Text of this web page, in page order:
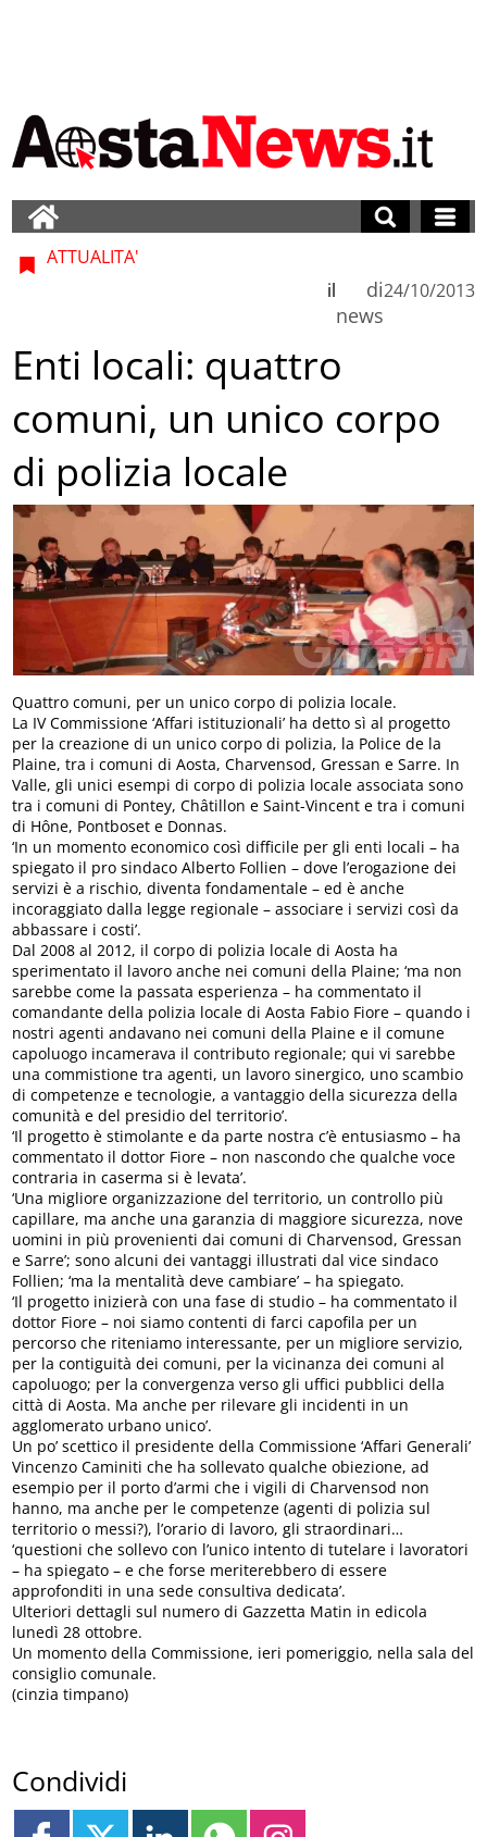
ATTUALITA'
di
news
il 24/10/2013
Enti locali: quattro
comuni, un unico corpo
di polizia locale
Quattro comuni, per un unico corpo di polizia locale.
La IV Commissione ‘Affari istituzionali’ ha detto sì al progetto
per la creazione di un unico corpo di polizia, la Police de la
Plaine, tra i comuni di Aosta, Charvensod, Gressan e Sarre. In
Valle, gli unici esempi di corpo di polizia locale associata sono
tra i comuni di Pontey, Châtillon e Saint-Vincent e tra i comuni
di Hône, Pontboset e Donnas.
‘In un momento economico così difficile per gli enti locali – ha
spiegato il pro sindaco Alberto Follien – dove l’erogazione dei
servizi è a rischio, diventa fondamentale – ed è anche
incoraggiato dalla legge regionale – associare i servizi così da
abbassare i costi’.
Dal 2008 al 2012, il corpo di polizia locale di Aosta ha
sperimentato il lavoro anche nei comuni della Plaine; ‘ma non
sarebbe come la passata esperienza – ha commentato il
comandante della polizia locale di Aosta Fabio Fiore – quando i
nostri agenti andavano nei comuni della Plaine e il comune
capoluogo incamerava il contributo regionale; qui vi sarebbe
una commistione tra agenti, un lavoro sinergico, uno scambio
di competenze e tecnologie, a vantaggio della sicurezza della
comunità e del presidio del territorio’.
‘Il progetto è stimolante e da parte nostra c’è entusiasmo – ha
commentato il dottor Fiore – non nascondo che qualche voce
contraria in caserma si è levata’.
‘Una migliore organizzazione del territorio, un controllo più
capillare, ma anche una garanzia di maggiore sicurezza, nove
uomini in più provenienti dai comuni di Charvensod, Gressan
e Sarre’; sono alcuni dei vantaggi illustrati dal vice sindaco
Follien; ‘ma la mentalità deve cambiare’ – ha spiegato.
‘Il progetto inizierà con una fase di studio – ha commentato il
dottor Fiore – noi siamo contenti di farci capofila per un
percorso che riteniamo interessante, per un migliore servizio,
per la contiguità dei comuni, per la vicinanza dei comuni al
capoluogo; per la convergenza verso gli uffici pubblici della
città di Aosta. Ma anche per rilevare gli incidenti in un
agglomerato urbano unico’.
Un po’ scettico il presidente della Commissione ‘Affari Generali’
Vincenzo Caminiti che ha sollevato qualche obiezione, ad
esempio per il porto d’armi che i vigili di Charvensod non
hanno, ma anche per le competenze (agenti di polizia sul
territorio o messi?), l’orario di lavoro, gli straordinari…
‘questioni che sollevo con l’unico intento di tutelare i lavoratori
– ha spiegato – e che forse meriterebbero di essere
approfonditi in una sede consultiva dedicata’.
Ulteriori dettagli sul numero di Gazzetta Matin in edicola
lunedì 28 ottobre.
Un momento della Commissione, ieri pomeriggio, nella sala del
consiglio comunale.
(cinzia timpano)
Condividi